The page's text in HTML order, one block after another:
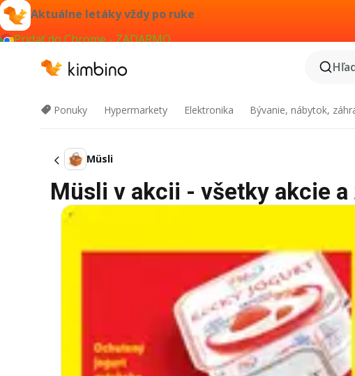
Aktuálne letáky vždy po ruke
Pridať do Chrome - ZADARMO
Ponuky Hypermarkety Elektronika Bývanie, nábytok,
Müsli
Müsli v akcii - všetky akcie a